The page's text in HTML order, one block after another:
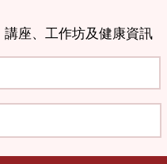
座、工作坊及健康資訊